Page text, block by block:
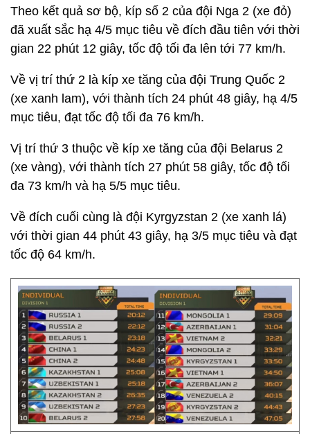
Theo kết quả sơ bộ, kíp số 2 của đội Nga 2 (xe đỏ)
đã xuất sắc hạ 4/5 mục tiêu về đích đầu tiên với thời
gian 22 phút 12 giây, tốc độ tối đa lên tới 77 km/h.
Về vị trí thứ 2 là kíp xe tăng của đội Trung Quốc 2
(xe xanh lam), với thành tích 24 phút 48 giây, hạ 4/5
mục tiêu, đạt tốc độ tối đa 76 km/h.
Vị trí thứ 3 thuộc về kíp xe tăng của đội Belarus 2
(xe vàng), với thành tích 27 phút 58 giây, tốc độ tối
đa 73 km/h và hạ 5/5 mục tiêu.
Về đích cuối cùng là đội Kyrgyzstan 2 (xe xanh lá)
với thời gian 44 phút 43 giây, hạ 3/5 mục tiêu và đạt
tốc độ 64 km/h.